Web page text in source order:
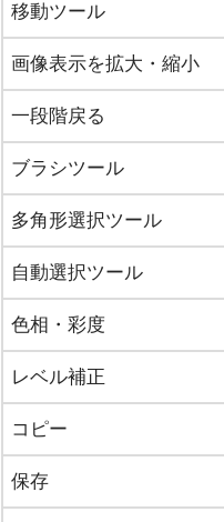
移動ツール
画像表示を拡大・縮小
一段階戻る
ブラシツール
多角形選択ツール
自動選択ツール
色相・彩度
レベル補正
コピー
保存